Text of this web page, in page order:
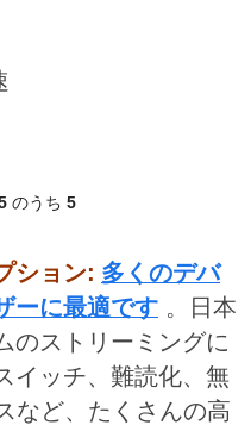
のうち 5
ション: 多くのデバ
ーに最適です 。日本
のストリーミングに
イッチ、難読化、無
など、たくさんの高